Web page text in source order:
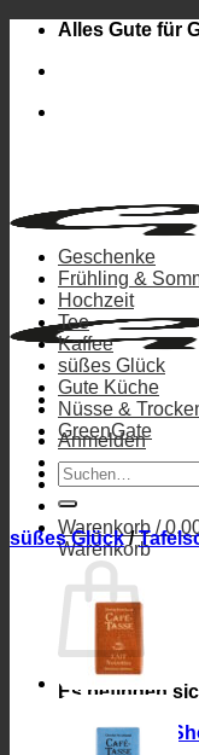
Zum
springen
Alles Gute für
Anmelden
Warenkorb /
Warenkorb
Es befinden
Zurück zum
Geschenke
Frühling &
Hochzeit
Tee
Kaffee
süßes Glück
Gute Küche
Nüsse &
GreenGate
Suchen
nach:
süßes Glück /